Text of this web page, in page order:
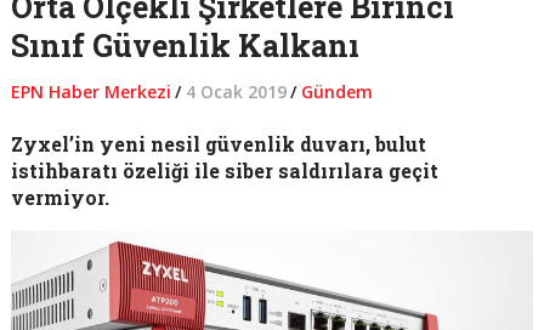
Sınıf Güvenlik Kalkanı
EPN Haber Merkezi / 4 Ocak 2019/ Gündem
Zyxel’in yeni nesil güvenlik duvarı, bulut
istihbaratı özeliği ile siber saldırılara geçit
vermiyor.